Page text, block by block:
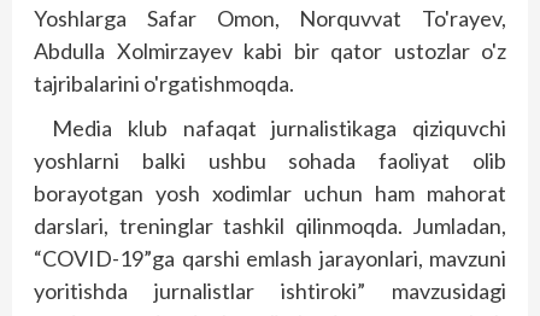
Yoshlarga Safar Omon, Norquvvat To'rayev,
Abdulla Xolmirzayev kabi bir qator ustozlar o'z
tajribalarini o'rgatishmoqda.
Media klub nafaqat jurnalistikaga qiziquvchi
yoshlarni balki ushbu sohada faoliyat olib
borayotgan yosh xodimlar uchun ham mahorat
darslari, treninglar tashkil qilinmoqda. Jumladan,
“COVID-19”ga qarshi emlash jarayonlari, mavzuni
yoritishda jurnalistlar ishtiroki” mavzusidagi